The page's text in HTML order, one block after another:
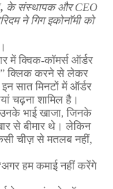
, के संस्थापक औरCEO
ने गिग इकोनॉमी को
में क्विक-कॉमर्स ऑर्डर
” क्लिक करने से लेकर
इन सात मिनटों में ऑर्डर
चढ़ना शामिल है।
उनके भाई खाजा, जिनके
से बीमार थे। लेकिन
चीज़ से मतलब नहीं,
अगर हम कमाई नहीं करेंगे